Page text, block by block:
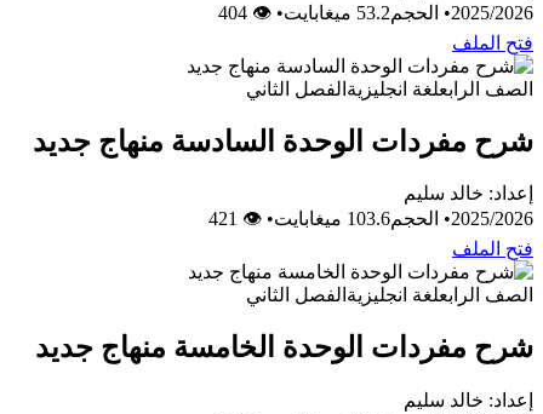
2025/2026
•الحجم53.2 ميغابايت •
👁 404
فتح الملف
الصف الرابعلغة انجليزيةالفصل الثاني
شرح مفردات الوحدة السادسة منهاج جديد
إعداد: خالد سليم
2025/2026
•الحجم103.6 ميغابايت •
👁 421
فتح الملف
الصف الرابعلغة انجليزيةالفصل الثاني
شرح مفردات الوحدة الخامسة منهاج جديد
إعداد: خالد سليم